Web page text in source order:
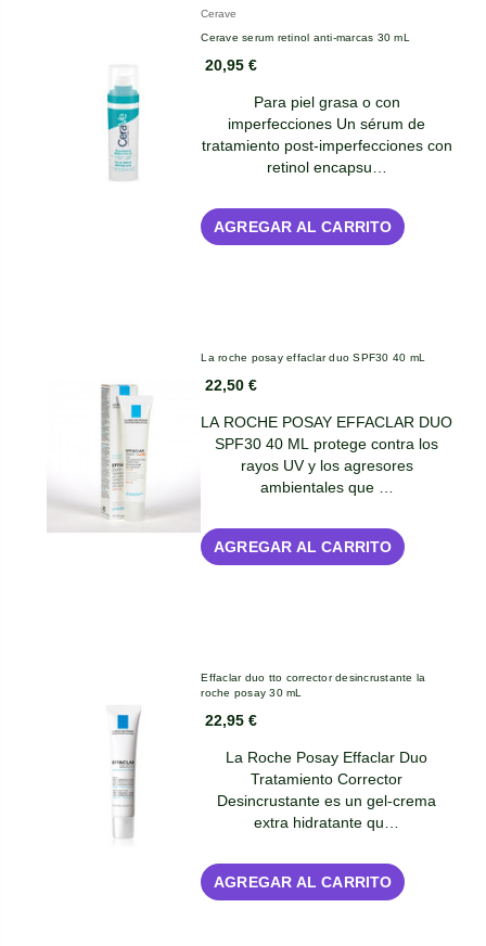
Cerave
Cerave serum retinol anti-marcas 30 mL
20,95 €
Para piel grasa o con
imperfecciones Un sérum de
tratamiento post-imperfecciones con
retinol encapsu…
AGREGAR AL CARRITO
La roche posay effaclar duo SPF30 40 mL
22,50 €
LA ROCHE POSAY EFFACLAR DUO
SPF30 40 ML protege contra los
rayos UV y los agresores
ambientales que …
AGREGAR AL CARRITO
Effaclar duo tto corrector desincrustante la
roche posay 30 mL
22,95 €
La Roche Posay Effaclar Duo
Tratamiento Corrector
Desincrustante es un gel-crema
extra hidratante qu…
AGREGAR AL CARRITO